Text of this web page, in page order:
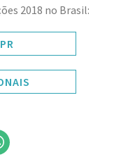
2018 no Brasil: